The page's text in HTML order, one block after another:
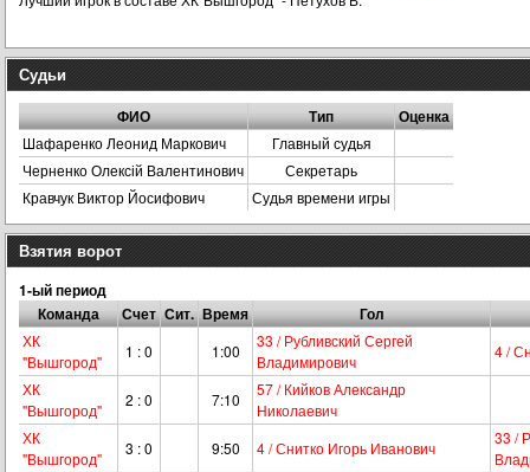
Судьи
ФИО Тип Оценка
Шафаренко Леонид Маркович
Главный судья
Черненко Олексій Валентинович
Секретарь
Кравчук Виктор Йосифович
Судья времени игры
Взятия ворот
1-ый период
Команда
Счет Сит. Время Гол
ХК
"Вышгород"
1 : 0 1:00
33 / Рубливский Сергей
Владимирович
4 /
ХК
"Вышгород"
2 : 0 7:10
57 / Кийков Александр
Николаевич
ХК
"Вышгород"
3 : 0 9:50 4 / Снитко Игорь Иванович
33 /